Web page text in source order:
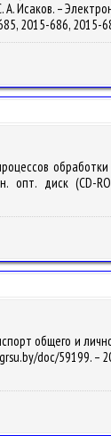
Исаков. –
2015-686, 2015-
опт. диск (CD-
общего и
doc/59199. –